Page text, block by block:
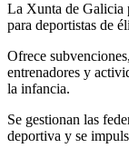
La Xunta de Galicia
para deportistas de
Ofrece
entrenadores y
la infancia.
Se gestionan las
deportiva y se